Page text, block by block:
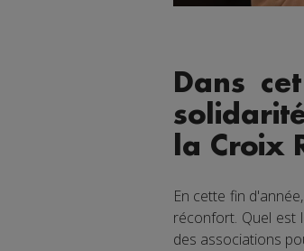
Dans
la Croix
En cette fin
réconfort. Quel est
des associations